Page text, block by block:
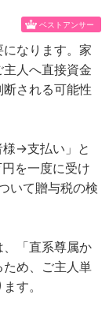
ベストアンサー
なります。家
人へ直接資金
される可能性
→支払い」と
を一度に受け
いて贈与税の検
「直系尊属か
め、ご主人単
す。